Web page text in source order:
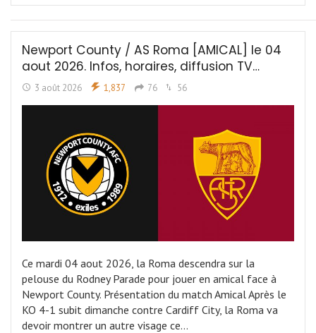
Newport County / AS Roma [AMICAL] le 04
aout 2026. Infos, horaires, diffusion TV…
3 août 2026 1,837 76 56
Ce mardi 04 aout 2026, la Roma descendra sur la
pelouse du Rodney Parade pour jouer en amical face à
Newport County. Présentation du match Amical Après le
KO 4-1 subit dimanche contre Cardiff City, la Roma va
devoir montrer un autre visage ce…